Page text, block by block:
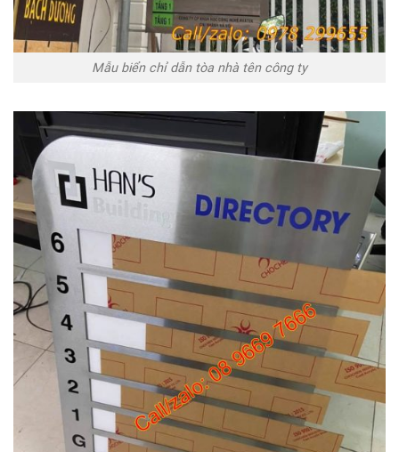
Mẫu biển chỉ dẫn tòa nhà tên công ty